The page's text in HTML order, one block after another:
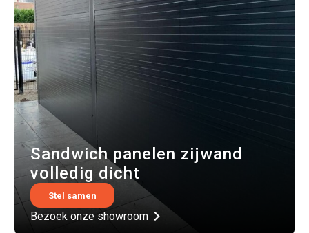
Sandwich panelen zijwand
volledig dicht
Stel samen
Bezoek onze showroom